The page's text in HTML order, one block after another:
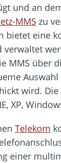
und an
MMS zu
eine
MMS über
wird.
XP,
Telekom
einer